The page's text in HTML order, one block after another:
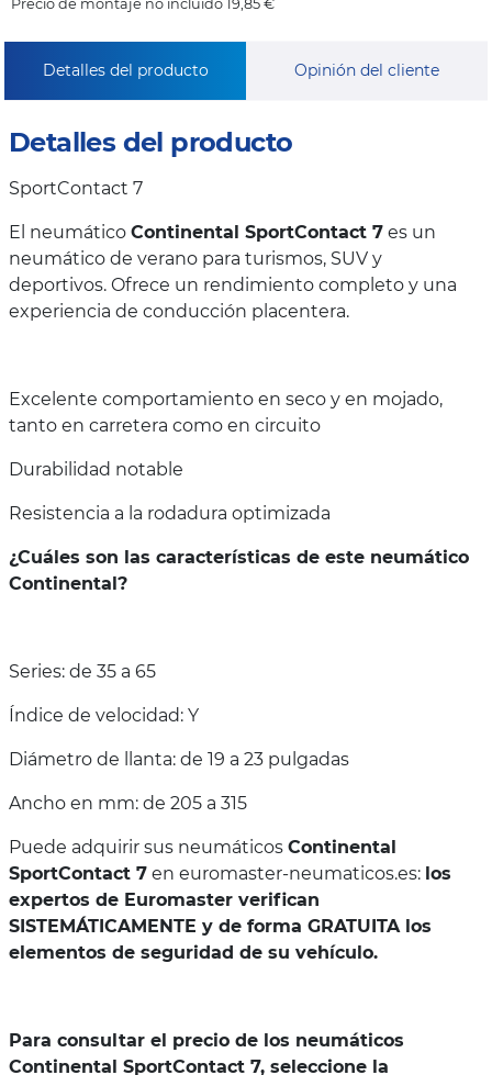
Precio de montaje no incluido 19,85 €
Detalles del producto Opinión del cliente
Detalles del producto
SportContact 7
El neumático Continental SportContact 7 es un
neumático de verano para turismos, SUV y
deportivos. Ofrece un rendimiento completo y una
experiencia de conducción placentera.
Excelente comportamiento en seco y en mojado,
tanto en carretera como en circuito
Durabilidad notable
Resistencia a la rodadura optimizada
¿Cuáles son las características de este neumático
Continental?
Series: de 35 a 65
Índice de velocidad: Y
Diámetro de llanta: de 19 a 23 pulgadas
Ancho en mm: de 205 a 315
Puede adquirir sus neumáticos Continental
SportContact 7 en euromaster-neumaticos.es: los
expertos de Euromaster verifican
SISTEMÁTICAMENTE y de forma GRATUITA los
elementos de seguridad de su vehículo.
Para consultar el precio de los neumáticos
Continental SportContact 7, seleccione la